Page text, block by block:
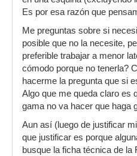
Es por esa razón que
Me preguntas sobre si
posible que no la necesite,
preferible trabajar a menor
cómodo porque no tenerla?
hacerme la pregunta que si
Algo que me queda claro es
gama no va hacer que haga
Aun así (luego de justificar
que justificar es porque
busque la ficha técnica de